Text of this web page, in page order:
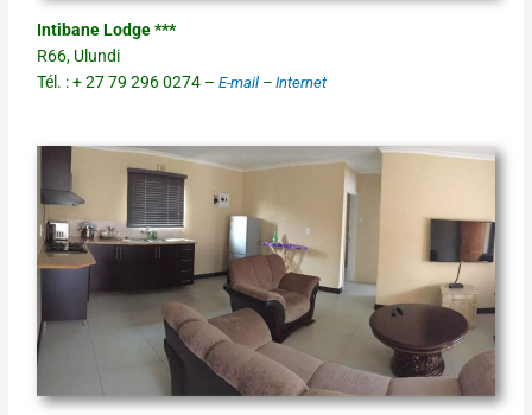
Intibane Lodge ***
R66, Ulundi
Tél. : + 27 79 296 0274 –E-mail –Internet